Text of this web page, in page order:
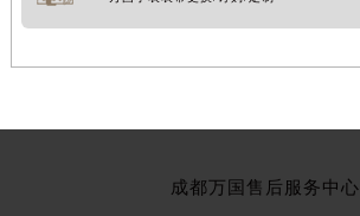
成都万国售后服务中心